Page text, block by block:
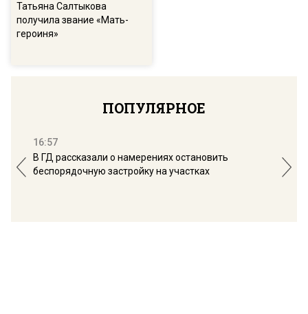
Татьяна Салтыкова
получила звание «Мать-
героиня»
ПОПУЛЯРНОЕ
16:57
В ГД рассказали о намерениях остановить
беспорядочную застройку на участках